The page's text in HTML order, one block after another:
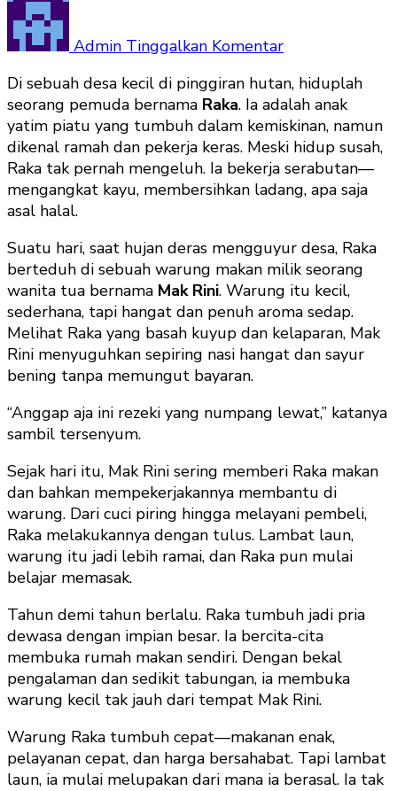
Admin Tinggalkan KomentarNasi,
Janji
Di sebuah desa kecil di pinggiran hutan, hiduplah
seorang pemuda bernama Raka. Ia adalah anak
yatim piatu yang tumbuh dalam kemiskinan, namun
dikenal ramah dan pekerja keras. Meski hidup susah,
Raka tak pernah mengeluh. Ia bekerja serabutan—
mengangkat kayu, membersihkan ladang, apa saja
asal halal.
Suatu hari, saat hujan deras mengguyur desa, Raka
berteduh di sebuah warung makan milik seorang
wanita tua bernama Mak Rini. Warung itu kecil,
sederhana, tapi hangat dan penuh aroma sedap.
Melihat Raka yang basah kuyup dan kelaparan, Mak
Rini menyuguhkan sepiring nasi hangat dan sayur
bening tanpa memungut bayaran.
“Anggap aja ini rezeki yang numpang lewat,” katanya
sambil tersenyum.
Sejak hari itu, Mak Rini sering memberi Raka makan
dan bahkan mempekerjakannya membantu di
warung. Dari cuci piring hingga melayani pembeli,
Raka melakukannya dengan tulus. Lambat laun,
warung itu jadi lebih ramai, dan Raka pun mulai
belajar memasak.
Tahun demi tahun berlalu. Raka tumbuh jadi pria
dewasa dengan impian besar. Ia bercita-cita
membuka rumah makan sendiri. Dengan bekal
pengalaman dan sedikit tabungan, ia membuka
warung kecil tak jauh dari tempat Mak Rini.
Warung Raka tumbuh cepat—makanan enak,
pelayanan cepat, dan harga bersahabat. Tapi lambat
laun, ia mulai melupakan dari mana ia berasal. Ia tak